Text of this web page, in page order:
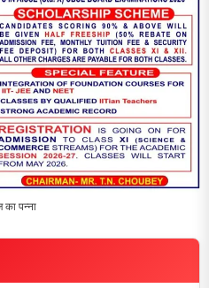
पन्ना